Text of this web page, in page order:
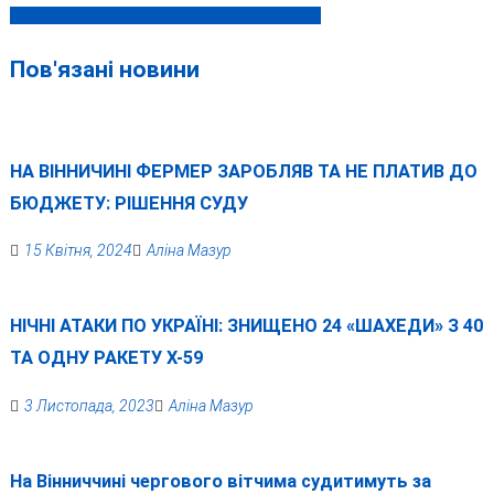
Пов'язані новини
НА ВІННИЧИНІ ФЕРМЕР ЗАРОБЛЯВ ТА НЕ ПЛАТИВ ДО
БЮДЖЕТУ: РІШЕННЯ СУДУ
15 Квітня, 2024 Аліна Мазур
НІЧНІ АТАКИ ПО УКРАЇНІ: ЗНИЩЕНО 24 «ШАХЕДИ» З 40
ТА ОДНУ РАКЕТУ Х-59
3 Листопада, 2023 Аліна Мазур
На Вінниччині чергового вітчима судитимуть за